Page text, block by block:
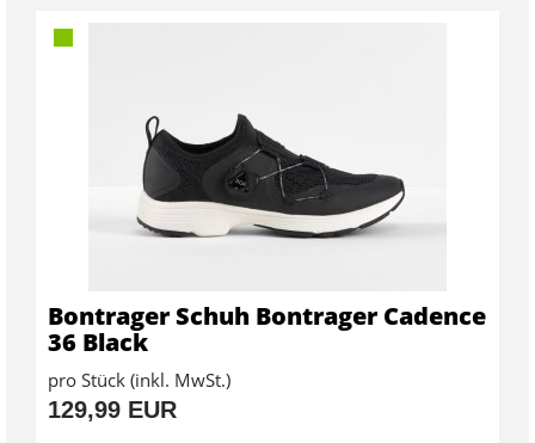
Bontrager Schuh Bontrager Cadence
36 Black
pro Stück (inkl. MwSt.)
129,99 EUR